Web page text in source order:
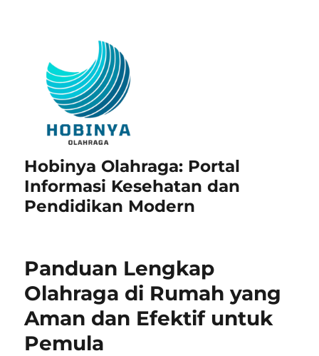
Hobinya Olahraga: Portal
Informasi Kesehatan dan
Pendidikan Modern
Panduan Lengkap
Olahraga di Rumah yang
Aman dan Efektif untuk
Pemula